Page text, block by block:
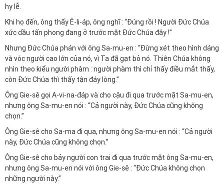
hy lễ.
Khi họ đến, ông thấy Ê-li-áp, ông nghĩ : “Đúng rồi ! Người Đức Chúa
xức dầu tấn phong đang ở trước mặt Đức Chúa đây !”
Nhưng Đức Chúa phán với ông Sa-mu-en : “Đừng xét theo hình dáng
và vóc người cao lớn của nó, vì Ta đã gạt bỏ nó. Thiên Chúa không
nhìn theo kiểu người phàm : người phàm thì chỉ thấy điều mắt thấy,
còn Đức Chúa thì thấy tận đáy lòng.”
Ông Gie-sê gọi A-vi-na-đáp và cho cậu đi qua trước mặt Sa-mu-en,
nhưng ông Sa-mu-en nói : “Cả người này, Đức Chúa cũng không
chọn.”
Ông Gie-sê cho Sa-ma đi qua, nhưng ông Sa-mu-en nói : “Cả người
này, Đức Chúa cũng không chọn.”
Ông Gie-sê cho bảy người con trai đi qua trước mặt ông Sa-mu-en,
nhưng ông Sa-mu-en nói với ông Gie-sê : “Đức Chúa không chọn
những người này.”